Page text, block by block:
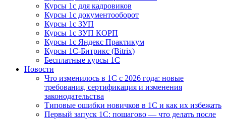
Курсы 1с для кадровиков
Курсы 1с документооборот
Курсы 1с ЗУП
Курсы 1с ЗУП КОРП
Курсы 1с Яндекс Практикум
Курсы 1С-Битрикс (Bitrix)
Бесплатные курсы 1С
Новости
Что изменилось в 1С с 2026 года: новые
требования, сертификация и изменения
законодательства
Типовые ошибки новичков в 1С и как их избежать
Первый запуск 1С: пошагово — что делать после